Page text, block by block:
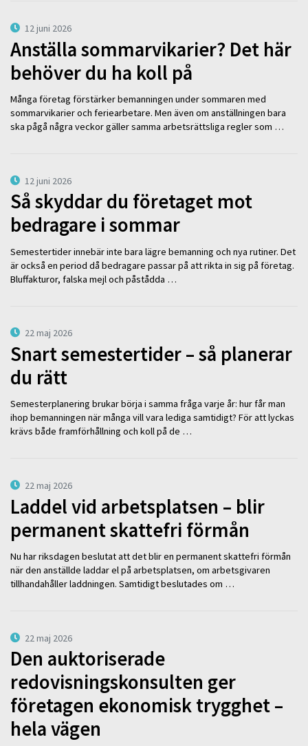
12 juni 2026
Anställa sommarvikarier? Det här
behöver du ha koll på
Många företag förstärker bemanningen under sommaren med
sommarvikarier och feriearbetare. Men även om anställningen bara
ska pågå några veckor gäller samma arbetsrättsliga regler som …
12 juni 2026
Så skyddar du företaget mot
bedragare i sommar
Semestertider innebär inte bara lägre bemanning och nya rutiner. Det
är också en period då bedragare passar på att rikta in sig på företag.
Bluffakturor, falska mejl och påstådda …
22 maj 2026
Snart semestertider – så planerar
du rätt
Semesterplanering brukar börja i samma fråga varje år: hur får man
ihop bemanningen när många vill vara lediga samtidigt? För att lyckas
krävs både framförhållning och koll på de …
22 maj 2026
Laddel vid arbetsplatsen – blir
permanent skattefri förmån
Nu har riksdagen beslutat att det blir en permanent skattefri förmån
när den anställde laddar el på arbetsplatsen, om arbetsgivaren
tillhandahåller laddningen. Samtidigt beslutades om …
22 maj 2026
Den auktoriserade
redovisningskonsulten ger
företagen ekonomisk trygghet –
hela vägen